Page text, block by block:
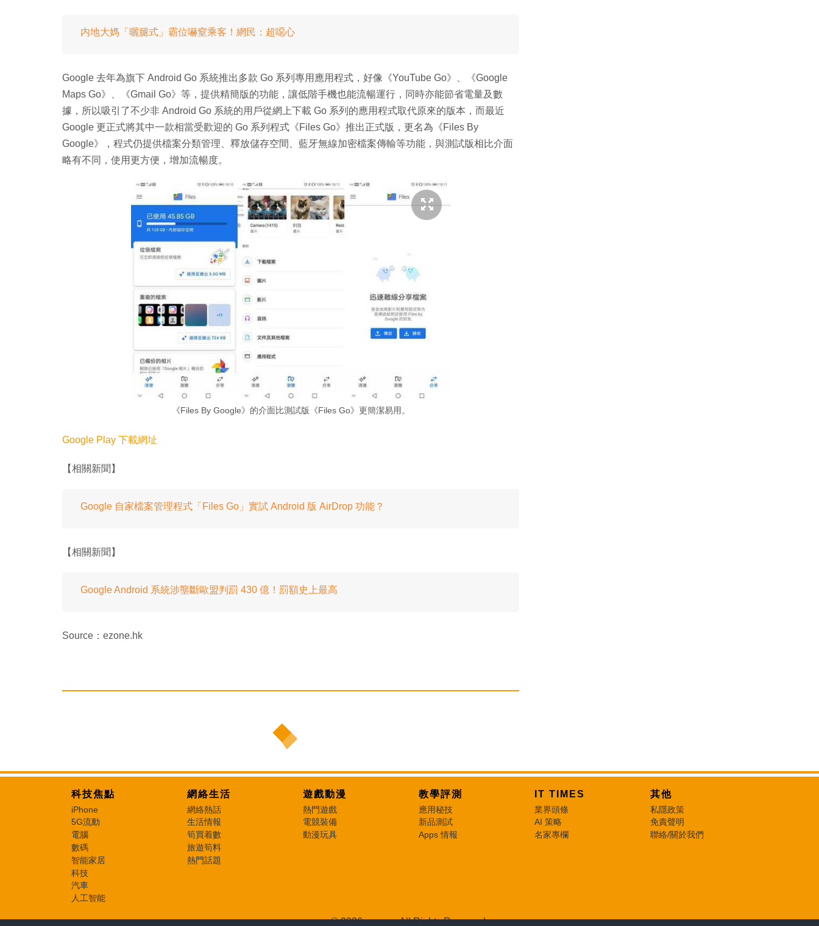
内地大媽「曬腿式」霸位嚇窒乘客！網民：超噁心
Google 去年為旗下 Android Go 系統推出多款 Go 系列專用應用程式，好像《YouTube Go》、《Google
Maps Go》、《Gmail Go》等，提供精簡版的功能，讓低階手機也能流暢運行，同時亦能節省電量及數
據，所以吸引了不少非 Android Go 系統的用戶從網上下載 Go 系列的應用程式取代原來的版本，而最近
Google 更正式將其中一款相當受歡迎的 Go 系列程式《Files Go》推出正式版，更名為《Files By
Google》，程式仍提供檔案分類管理、釋放儲存空間、藍牙無線加密檔案傳輸等功能，與測試版相比介面
略有不同，使用更方便，增加流暢度。
《Files By Google》的介面比測試版《Files Go》更簡潔易用。
Google Play 下載網址
【相關新聞】
Google 自家檔案管理程式「Files Go」實試 Android 版 AirDrop 功能？
【相關新聞】
Google Android 系統涉壟斷歐盟判罰 430 億！罰額史上最高
Source：ezone.hk
科技焦點
iPhone
5G流動
電腦
數碼
智能家居
科技
汽車
人工智能
網絡生活
網絡熱話
生活情報
筍買着數
旅遊筍料
熱門話題
遊戲動漫
熱門遊戲
電競裝備
動漫玩具
教學評測
應用秘技
新品測試
Apps 情報
IT TIMES
業界頭條
AI 策略
名家專欄
其他
私隱政策
免責聲明
聯絡/關於我們
© 2026 e-zone. All Rights Reserved.